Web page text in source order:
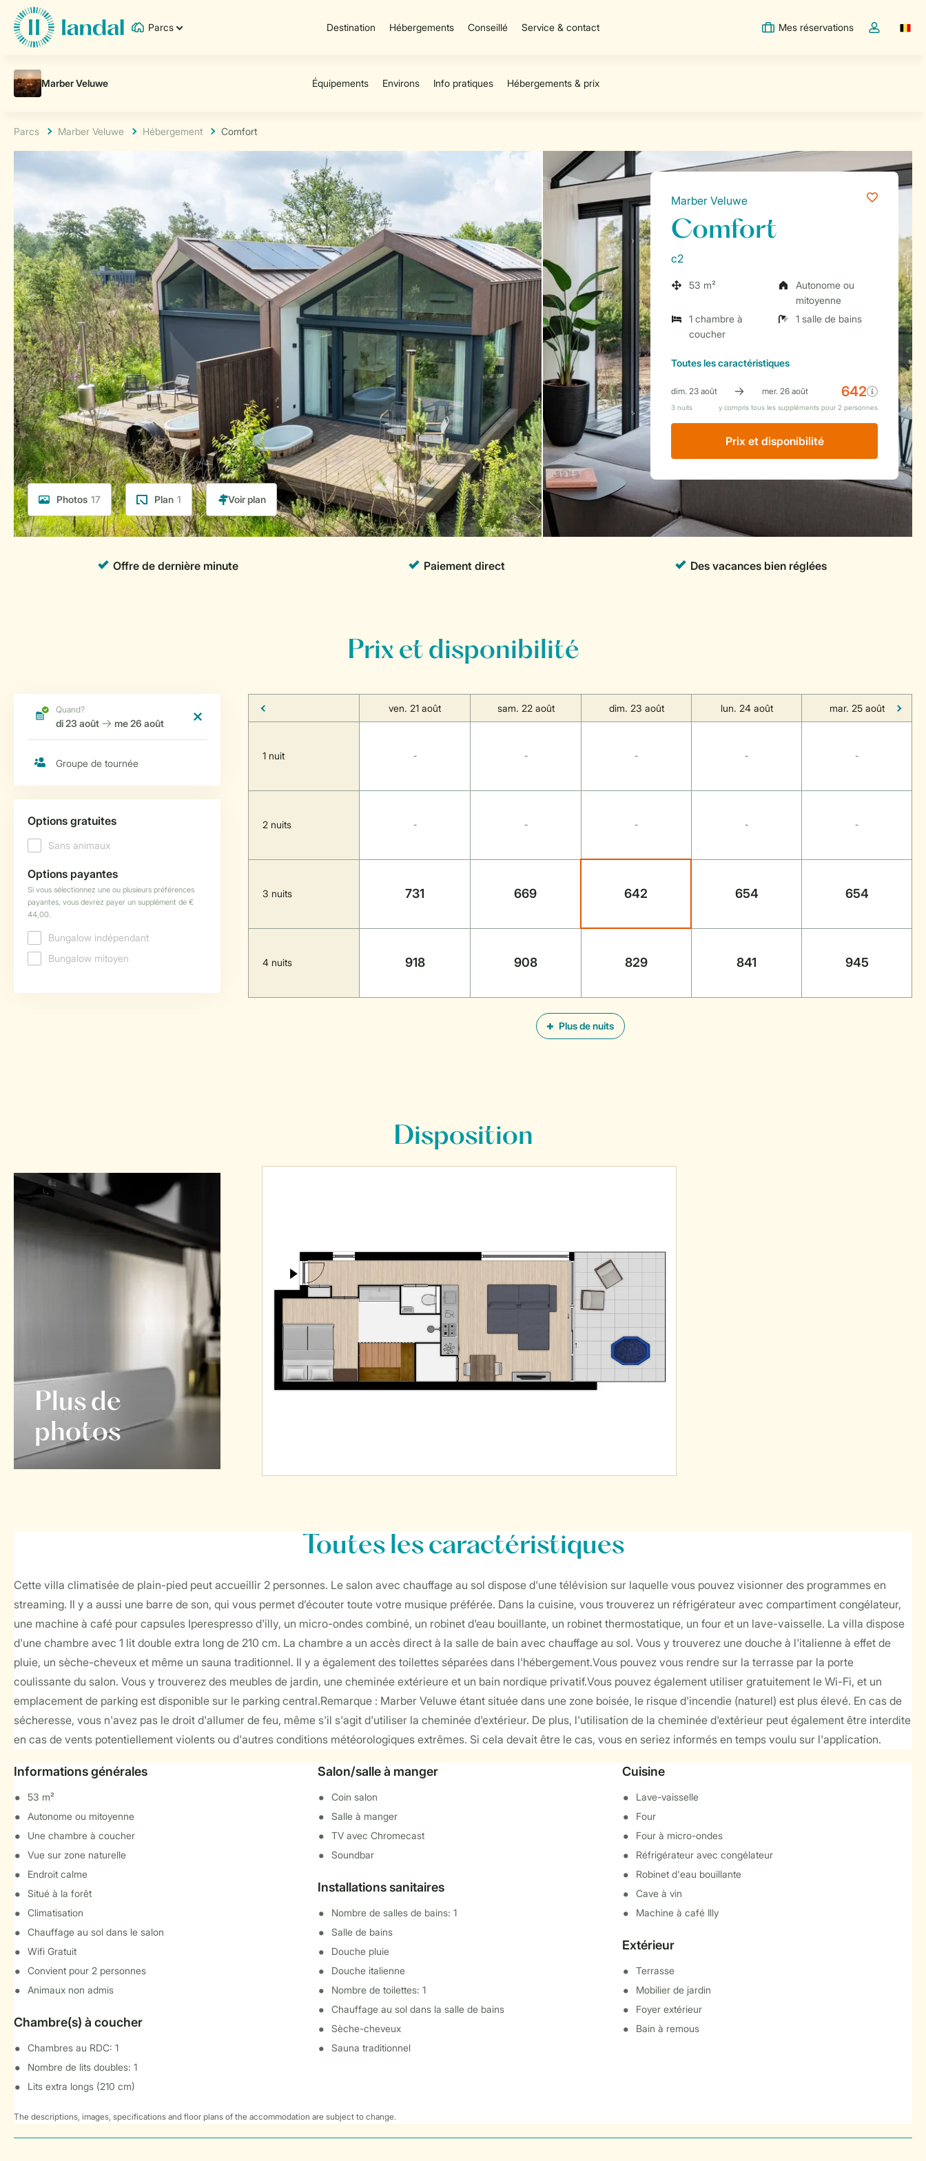
Parcs Destination Hébergements Conseillé Service & contact Mes réservations
Toggle the
Parcs Marber Veluwe Hébergement Comfort
Photos 17 Plan 1
Marber Veluwe
Comfort
c2
53 m²
Autonome ou
mitoyenne
1 chambre à
coucher
1 salle de bains
Toutesles caractéristiques
Prix ​​et disponibilité
Prix et disponibilité
Plus de nuits
ven. 21 août sam. 22 août dim. 23 août lun. 24 août mar. 25 août
1 nuit - - - - -
2 nuits - - - - -
3 nuits 731 669 642 654 654
4 nuits 918 908 829 841 945
Disposition
Plus de
photos
Toutesles caractéristiques
Cette villa climatisée de plain-pied peut accueillir 2 personnes. Le salon avec chauffage au sol dispose d'une télévision sur laquelle vous pouvez visionner des programmes en
streaming. Il y a aussi une barre de son, qui vous permet d’écouter toute votre musique préférée. Dans la cuisine, vous trouverez un réfrigérateur avec compartiment congélateur,
une machine à café pour capsules Iperespresso d'illy, un micro-ondes combiné, un robinet d'eau bouillante, un robinet thermostatique, un four et un lave-vaisselle. La villa dispose
d'une chambre avec 1 lit double extra long de 210 cm. La chambre a un accès direct à la salle de bain avec chauffage au sol. Vous y trouverez une douche à l'italienne à effet de
pluie, un sèche-cheveux et même un sauna traditionnel. Il y a également des toilettes séparées dans l'hébergement.Vous pouvez vous rendre sur la terrasse par la porte
coulissante du salon. Vous y trouverez des meubles de jardin, une cheminée extérieure et un bain nordique privatif.Vous pouvez également utiliser gratuitement le Wi-Fi, et un
emplacement de parking est disponible sur le parking central.Remarque : Marber Veluwe étant située dans une zone boisée, le risque d'incendie (naturel) est plus élevé. En cas de
sécheresse, vous n'avez pas le droit d'allumer de feu, même s'il s'agit d'utiliser la cheminée d'extérieur. De plus, l'utilisation de la cheminée d'extérieur peut également être interdite
en cas de vents potentiellement violents ou d'autres conditions météorologiques extrêmes. Si cela devait être le cas, vous en seriez informés en temps voulu sur l'application.
Informations générales
53 m²
Autonome ou mitoyenne
Une chambre à coucher
Vue sur zone naturelle
Endroit calme
Situé à la forêt
Climatisation
Chauffage au sol dans le salon
Wifi Gratuit
Convient pour 2 personnes
Animaux non admis
Chambre(s) à coucher
Chambres au RDC: 1
Nombre de lits doubles: 1
Lits extra longs (210 cm)
Salon/salle à manger
Coin salon
Salle à manger
TV avec Chromecast
Soundbar
Installations sanitaires
Nombre de salles de bains: 1
Salle de bains
Douche pluie
Douche italienne
Nombre de toilettes: 1
Chauffage au sol dans la salle de bains
Sèche-cheveux
Sauna traditionnel
Cuisine
Lave-vaisselle
Four
Four à micro-ondes
Réfrigérateur avec congélateur
Robinet d'eau bouillante
Cave à vin
Machine à café Illy
Extérieur
Terrasse
Mobilier de jardin
Foyer extérieur
Bain à remous
The descriptions, images, specifications and floor plans of the accommodation are subject to change.